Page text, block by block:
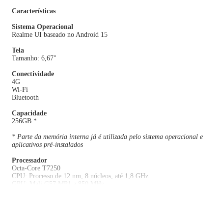
Características
Sistema Operacional
Realme UI baseado no Android 15
Tela
Tamanho: 6,67"
Conectividade
4G
Wi-Fi
Bluetooth
Capacidade
256GB *
* Parte da memória interna já é utilizada pelo sistema operacional e
aplicativos pré-instalados
Processador
Octa-Core T7250
CPU: Processo de 12 nm, 8 núcleos, até 1,8 GHz
GPU: Mali G57 MP1 a 850 MHz